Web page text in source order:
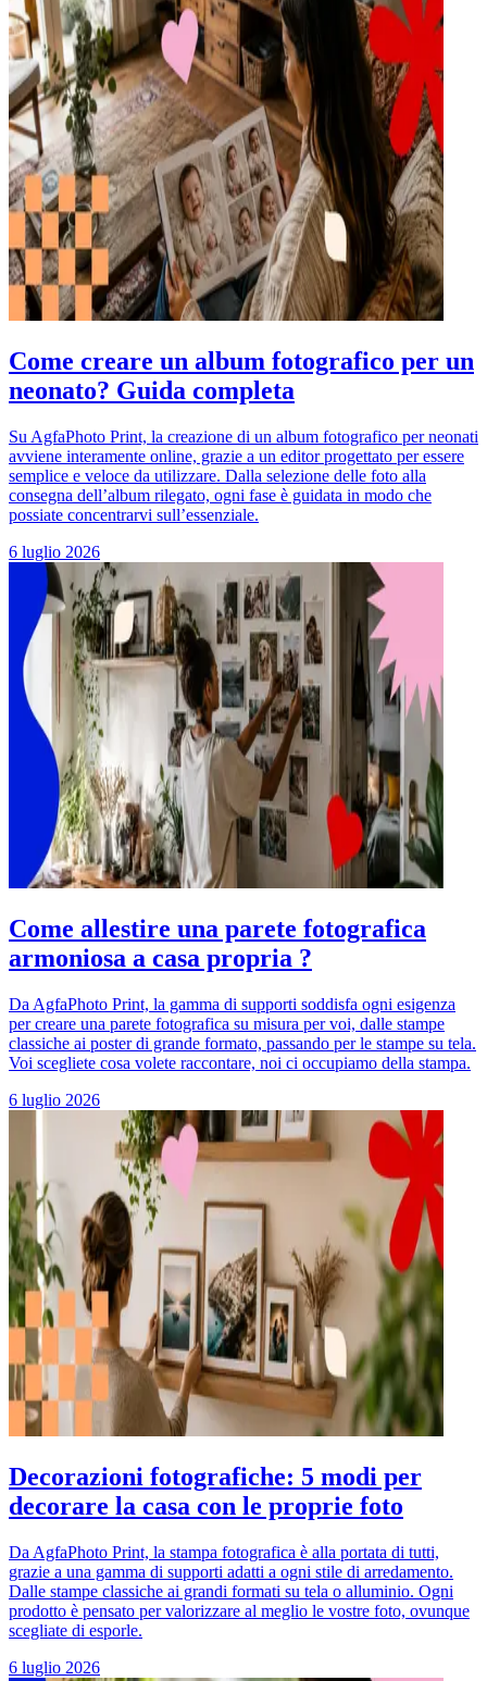
Come creare un album fotografico per un
neonato? Guida completa
Su AgfaPhoto Print, la creazione di un album fotografico per neonati
avviene interamente online, grazie a un editor progettato per essere
semplice e veloce da utilizzare. Dalla selezione delle foto alla
consegna dell’album rilegato, ogni fase è guidata in modo che
possiate concentrarvi sull’essenziale.
6 luglio 2026
Come allestire una parete fotografica
armoniosa a casa propria ?
Da AgfaPhoto Print, la gamma di supporti soddisfa ogni esigenza
per creare una parete fotografica su misura per voi, dalle stampe
classiche ai poster di grande formato, passando per le stampe su tela.
Voi scegliete cosa volete raccontare, noi ci occupiamo della stampa.
6 luglio 2026
Decorazioni fotografiche: 5 modi per
decorare la casa con le proprie foto
Da AgfaPhoto Print, la stampa fotografica è alla portata di tutti,
grazie a una gamma di supporti adatti a ogni stile di arredamento.
Dalle stampe classiche ai grandi formati su tela o alluminio. Ogni
prodotto è pensato per valorizzare al meglio le vostre foto, ovunque
scegliate di esporle.
6 luglio 2026